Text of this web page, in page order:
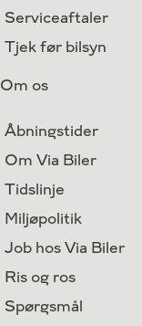
Serviceaftaler
Tjek før bilsyn
Om os
Åbningstider
Om Via Biler
Tidslinje
Miljøpolitik
Job hos Via Biler
Ris og ros
Spørgsmål